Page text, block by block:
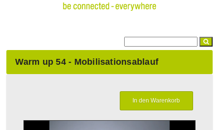
Warm up 54 - Mobilisationsablauf